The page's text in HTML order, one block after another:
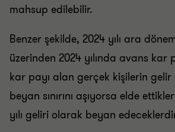
mahsup edilebilir.
Benzer şekilde, 2024 yılı ara
üzerinden 2024 yılında avans kar
kar payı alan gerçek kişilerin gelir
beyan sınırını aşıyorsa elde
yılı geliri olarak beyan